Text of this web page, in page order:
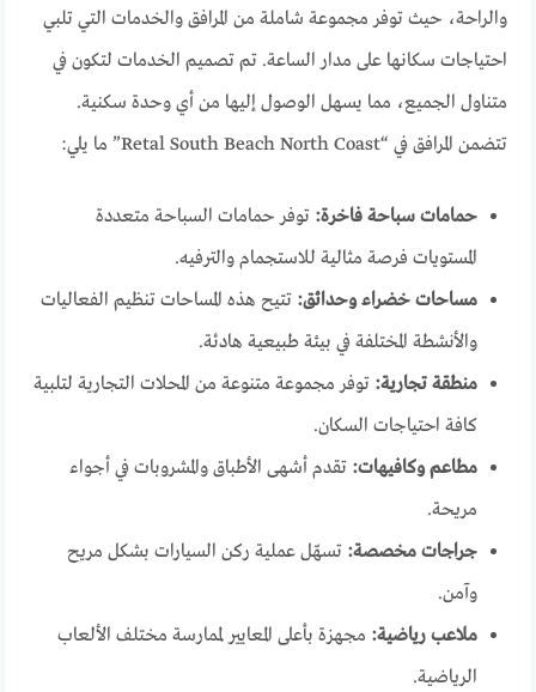
والراحة، حيث توفر مجموعة شاملة من المرافق والخدمات التي تلبي
احتياجات سكانها على مدار الساعة. تم تصميم الخدمات لتكون في
متناول الجميع، مما يسهل الوصول إليها من أي وحدة سكنية.
تتضمن المرافق في “Retal South Beach North Coast” ما يلي:
حمامات سباحة فاخرة: توفر حمامات السباحة متعددة
المستويات فرصة مثالية للاستجمام والترفيه.
مساحات خضراء وحدائق: تتيح هذه المساحات تنظيم الفعاليات
والأنشطة المختلفة في بيئة طبيعية هادئة.
منطقة تجارية: توفر مجموعة متنوعة من المحلات التجارية لتلبية
كافة احتياجات السكان.
مطاعم وكافيهات: تقدم أشهى الأطباق والمشروبات في أجواء
مريحة.
جراجات مخصصة: تسهّل عملية ركن السيارات بشكل مريح
وآمن.
ملاعب رياضية: مجهزة بأعلى المعايير لممارسة مختلف الألعاب
الرياضية.